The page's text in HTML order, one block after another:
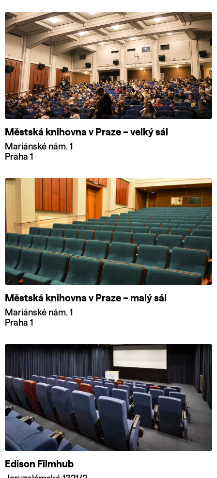
Městská knihovna v Praze – velký sál
Mariánské nám. 1
Praha 1
Městská knihovna v Praze – malý sál
Mariánské nám. 1
Praha 1
Edison Filmhub